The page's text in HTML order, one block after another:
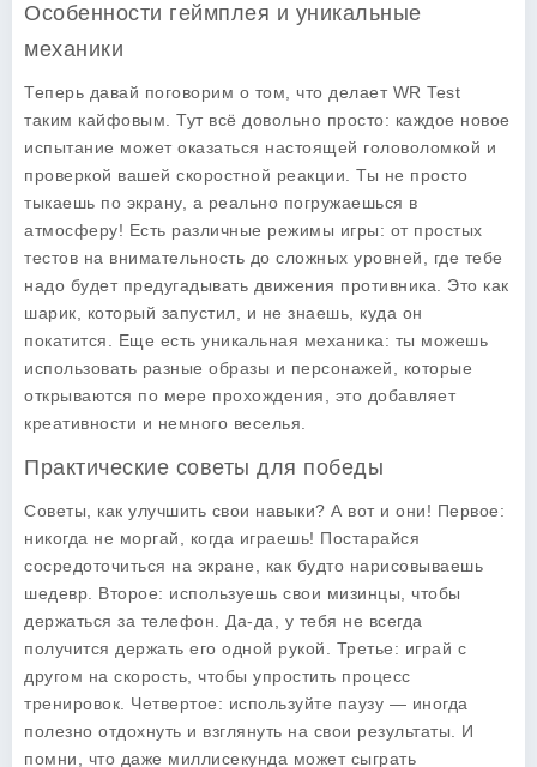
Особенности геймплея и уникальные
механики
Теперь давай поговорим о том, что делает WR Test
таким кайфовым. Тут всё довольно просто: каждое новое
испытание может оказаться настоящей головоломкой и
проверкой вашей скоростной реакции. Ты не просто
тыкаешь по экрану, а реально погружаешься в
атмосферу! Есть различные режимы игры: от простых
тестов на внимательность до сложных уровней, где тебе
надо будет предугадывать движения противника. Это как
шарик, который запустил, и не знаешь, куда он
покатится. Еще есть уникальная механика: ты можешь
использовать разные образы и персонажей, которые
открываются по мере прохождения, это добавляет
креативности и немного веселья.
Практические советы для победы
Советы, как улучшить свои навыки? А вот и они! Первое:
никогда не моргай, когда играешь! Постарайся
сосредоточиться на экране, как будто нарисовываешь
шедевр. Второе: используешь свои мизинцы, чтобы
держаться за телефон. Да-да, у тебя не всегда
получится держать его одной рукой. Третье: играй с
другом на скорость, чтобы упростить процесс
тренировок. Четвертое: используйте паузу — иногда
полезно отдохнуть и взглянуть на свои результаты. И
помни, что даже миллисекунда может сыграть